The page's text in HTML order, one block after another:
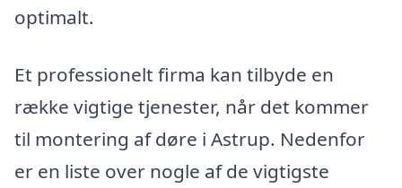
optimalt.
Et professionelt firma kan tilbyde en
række vigtige tjenester, når det kommer
til montering af døre i Astrup. Nedenfor
er en liste over nogle af de vigtigste